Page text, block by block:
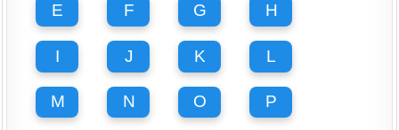
E F G H
I J K L
M N O P